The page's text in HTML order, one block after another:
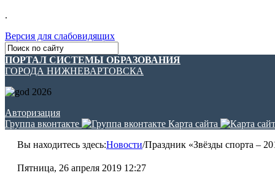
.
Версия для слабовидящих
ПОРТАЛ СИСТЕМЫ ОБРАЗОВАНИЯ
ГОРОДА НИЖНЕВАРТОВСКА
Авторизация
Группа вконтакте
Карта сайта
Вы находитесь здесь:Новости/Праздник «Звёзды спорта –
Пятница, 26 апреля 2019 12:27